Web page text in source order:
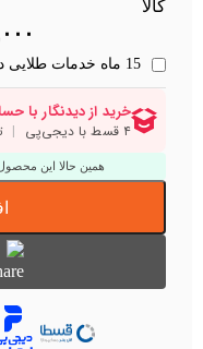
15 ماه خدمات طلایی دیدنگار (سونی)
همین حالا این